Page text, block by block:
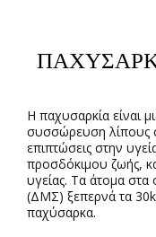
Η παχυσαρκία είναι
συσσώρευση λίπους
επιπτώσεις στην
προσδόκιμου ζωής,
υγείας. Τα άτομα στα
(ΔΜΣ) ξεπερνά τα
παχύσαρκα.